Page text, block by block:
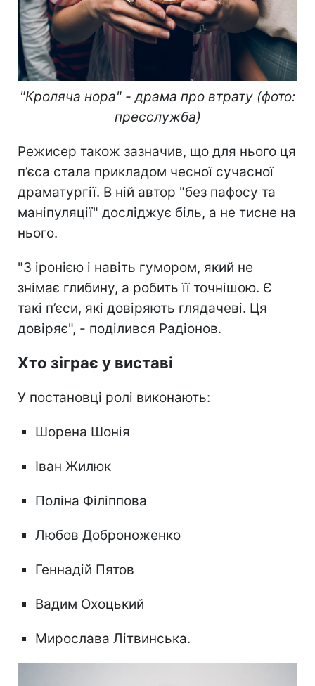
"Кроляча нора" - драма про втрату (фото:
пресслужба)
Режисер також зазначив, що для нього ця
п’єса стала прикладом чесної сучасної
драматургії. В ній автор "без пафосу та
маніпуляції" досліджує біль, а не тисне на
нього.
"З іронією і навіть гумором, який не
знімає глибину, а робить її точнішою. Є
такі п’єси, які довіряють глядачеві. Ця
довіряє", - поділився Радіонов.
Хто зіграє у виставі
У постановці ролі виконають:
Шорена Шонія
Іван Жилюк
Поліна Філіппова
Любов Доброноженко
Геннадій Пятов
Вадим Охоцький
Мирослава Літвинська.